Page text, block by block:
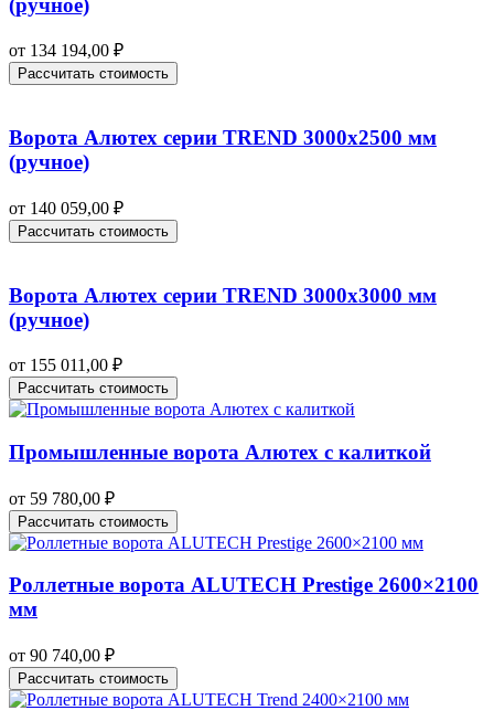
от 134 194,00 ₽
Рассчитать стоимость
Ворота Алютех серии TREND 3000х2500 мм
(ручное)
от 140 059,00 ₽
Рассчитать стоимость
Ворота Алютех серии TREND 3000х3000 мм
(ручное)
от 155 011,00 ₽
Рассчитать стоимость
Промышленные ворота Алютех с калиткой
от 59 780,00 ₽
Рассчитать стоимость
Роллетные ворота ALUTECH Prestige 2600×2100
мм
от 90 740,00 ₽
Рассчитать стоимость